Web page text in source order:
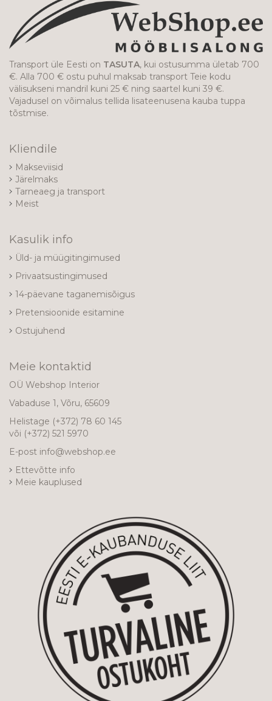
Transport üle Eesti on TASUTA, kui ostusumma ületab 700
€. Alla 700 € ostu puhul maksab transport Teie kodu
välisukseni mandril kuni 25 € ning saartel kuni 39 €.
Vajadusel on võimalus tellida lisateenusena kauba tuppa
tõstmise.
Kliendile
Makseviisid
Järelmaks
Tarneaeg ja transport
Meist
Kasulik info
Üld- ja müügitingimused
Privaatsustingimused
14-päevane taganemisõigus
Pretensioonide esitamine
Ostujuhend
Meie kontaktid
OÜ Webshop Interior
Vabaduse 1, Võru, 65609
Helistage (+372) 78 60 145
või (+372) 521 5970
E-post info@webshop.ee
Ettevõtte info
Meie kauplused